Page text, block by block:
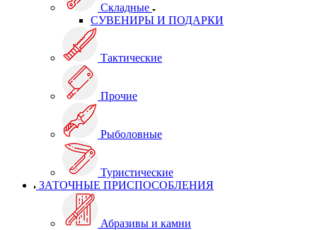
Складные
СУВЕНИРЫ И ПОДАРКИ
Тактические
Прочие
Рыболовные
Туристические
ЗАТОЧНЫЕ ПРИСПОСОБЛЕНИЯ
Абразивы и камни